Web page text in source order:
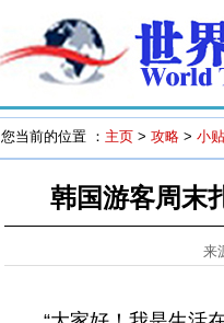
您当前的位置 ： 主页 > 攻略 > 小
韩国游客周末
来